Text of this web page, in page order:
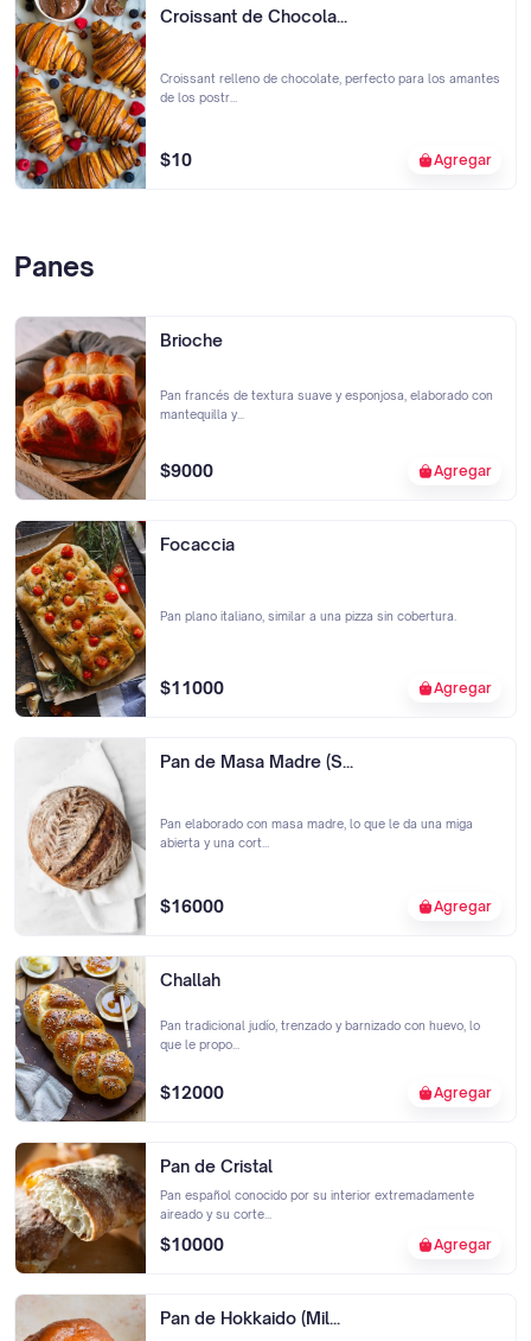
Croissant de Chocola...
Croissant relleno de chocolate, perfecto para los amantes
de los postr...
$10 Agregar
Panes
Brioche
Pan francés de textura suave y esponjosa, elaborado con
mantequilla y...
$9000 Agregar
Focaccia
Pan plano italiano, similar a una pizza sin cobertura.
$11000 Agregar
Pan de Masa Madre (S...
Pan elaborado con masa madre, lo que le da una miga
abierta y una cort...
$16000 Agregar
Challah
Pan tradicional judío, trenzado y barnizado con huevo, lo
que le propo...
$12000 Agregar
Pan de Cristal
Pan español conocido por su interior extremadamente
aireado y su corte...
$10000 Agregar
Pan de Hokkaido (Mil...